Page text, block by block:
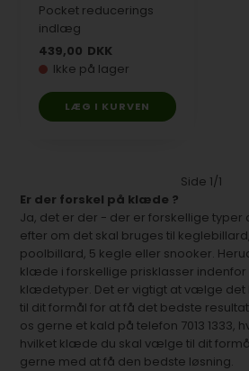
Pocket reducerings
indlæg
439,00 DKK
Ikke på lager
Side 1/1
Er der forskel på klæde ?
Ja, det er der - der er forskellige
efter om det skal bruges til
poolbillard, 5 kegle eller snooker.
klæde i forskellige prisklasser indenfor
klædetyper. Det er vigtigt at vælge
til dit formål for at få det bedste
os gerne et kald på telefon 7013 1333,
hvilket klæde du skal vælge til dit
gerne med at få den bedste løsning.